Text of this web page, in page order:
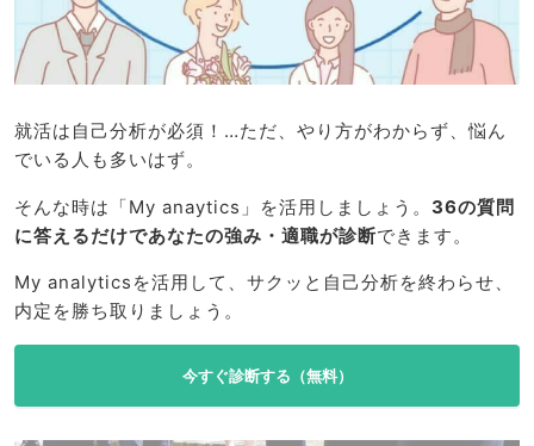
就活は自己分析が必須！…ただ、やり方がわからず、悩ん
でいる人も多いはず。
そんな時は「My anaytics」を活用しましょう。 36の質問
に答えるだけであなたの強み・適職が診断できます。
My analyticsを活用して、サクッと自己分析を終わらせ、
内定を勝ち取りましょう。
今すぐ診断する（無料）